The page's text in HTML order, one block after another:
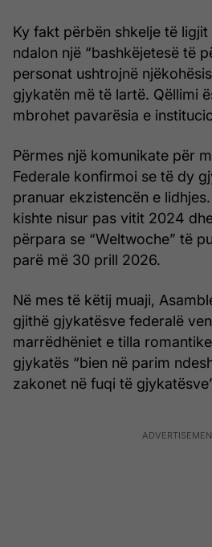
Ky fakt përbën shkelje të
ndalon një “bashkëjetesë të
personat ushtrojnë
gjykatën më të lartë. Qëllimi
mbrohet pavarësia e
Përmes një komunikate për
Federale konfirmoi se të dy
pranuar ekzistencën e
kishte nisur pas vitit 2024
përpara se “Weltwoche” të
parë më 30 prill 2026.
Në mes të këtij muaji,
gjithë gjykatësve federalë
marrëdhëniet e tilla
gjykatës “bien në parim
zakonet në fuqi të